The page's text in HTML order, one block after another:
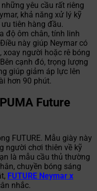
yêu cầu rất riêng
khả năng xử lý kỹ
tiên hàng đầu.
độ ôm chân, tính linh
này giúp Neymar có
người hoặc rê bóng
cạnh đó, trọng lượng
giúp giảm áp lực lên
hơn 90 phút.
Future
FUTURE. Mẫu giày này
người chơi thiên về kỹ
là mẫu cầu thủ thường
chuyền bóng sáng
FUTURE Neymar x
nhắc.